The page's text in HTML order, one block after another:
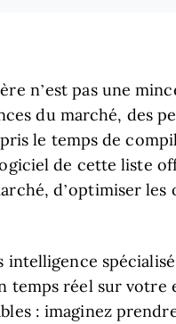
n’est pas une
du marché, des
le temps de
de cette liste
d’optimiser
temps réel sur votre
: imaginez